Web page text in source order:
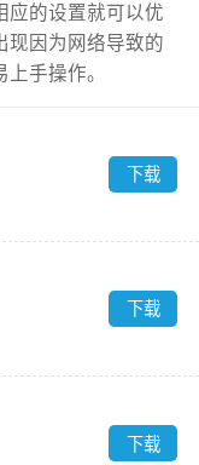
应的设置就可以优
现因为网络导致的
手操作。
下载
下载
下载